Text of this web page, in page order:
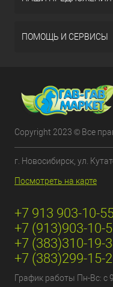
ПОМОЩЬ И СЕРВИСЫ
Copyright 2023 © Все
г. Новосибирск, ул.
Посмотреть на карте
+7 913 903-10-
+7 (913)903-10-
+7 (383)310-19-
+7 (383)299-15-
График работы Пн-Вс: с